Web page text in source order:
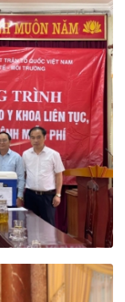
đoạn mới.